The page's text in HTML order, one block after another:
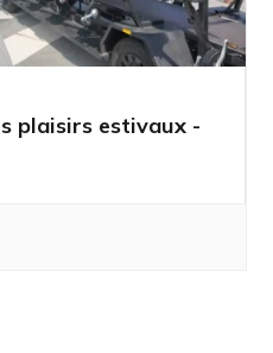
plaisirs estivaux -